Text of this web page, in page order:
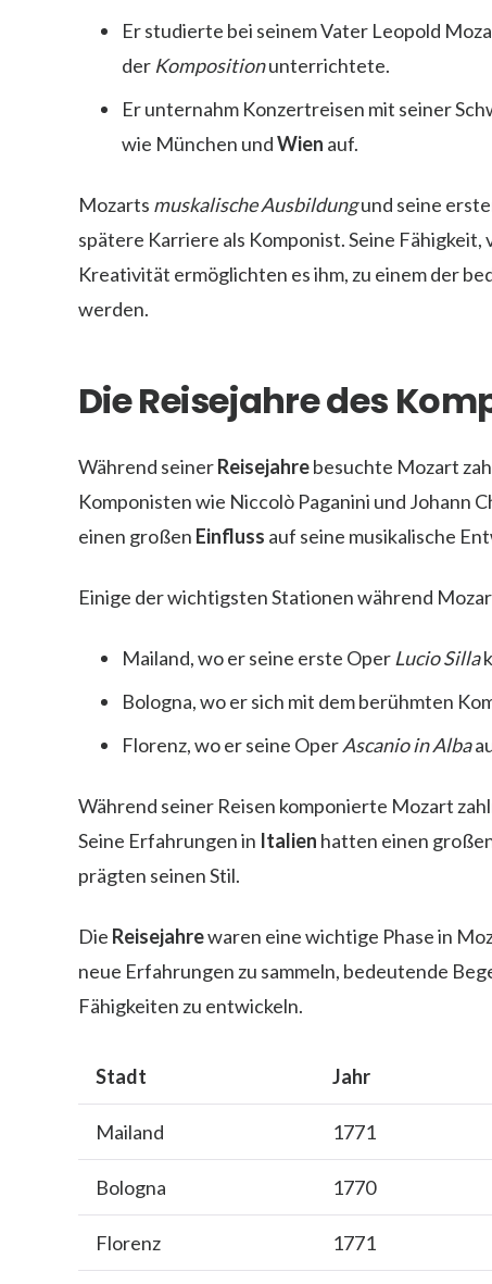
Er studierte bei seinem Vater Leopold
der Kompositionunterrichtete.
Er unternahm Konzertreisen mit seiner
wie München undWien auf.
Mozarts muskalische Ausbildungund seine
spätere Karriere als Komponist. Seine
Kreativität ermöglichten es ihm, zu einem der
werden.
Die Reisejahre des
Während seinerReisejahrebesuchte Mozart
Komponisten wie Niccolò Paganini und Johann
einen großen Einfluss auf seine musikalische
Einige der wichtigsten Stationen während
Mailand, wo er seine erste Oper Lucio Silla
Bologna, wo er sich mit dem berühmten
Florenz, wo er seine OperAscanio in Alba
Während seiner Reisen komponierte Mozart
Seine Erfahrungen in Italien hatten einen
prägten seinen Stil.
Die Reisejahrewaren eine wichtige Phase in
neue Erfahrungen zu sammeln, bedeutende
Fähigkeiten zu entwickeln.
Stadt Jahr
Mailand 1771
Bologna 1770
Florenz 1771